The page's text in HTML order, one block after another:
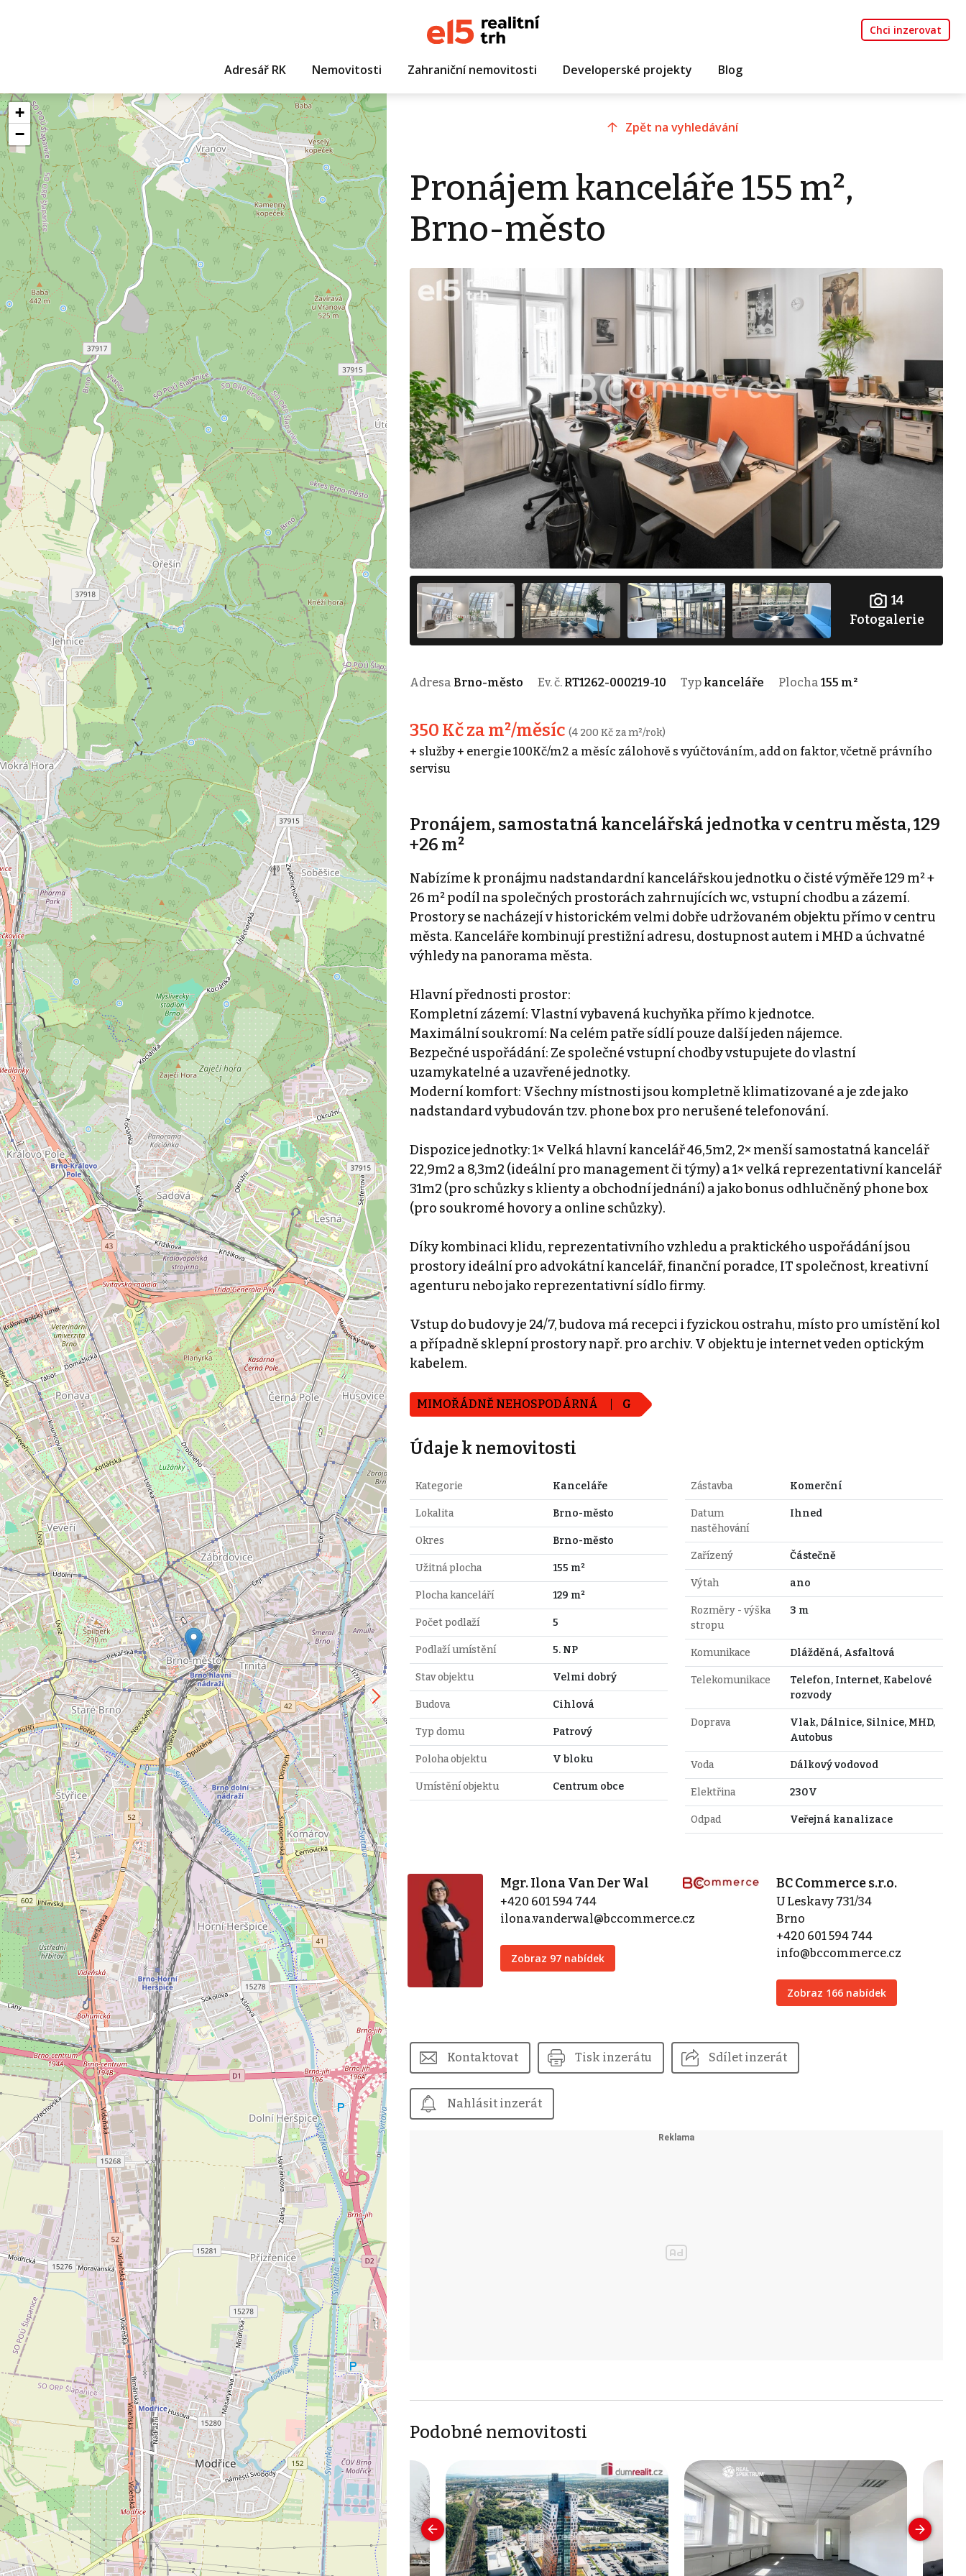
Chci inzerovat
Adresář RK Nemovitosti Zahraniční nemovitosti Developerské projekty Blog
+
−
Zpět na vyhledávání
Pronájem kanceláře 155 m²,
Brno-město
14
Fotogalerie
Adresa Brno-město Ev. č. RT1262-000219-10 Typ kanceláře Plocha 155 m²
350 Kč za m²/měsíc (4 200 Kč za m²/rok)
+ služby + energie 100Kč/m2 a měsíc zálohově s vyúčtováním, add on faktor, včetně právního
servisu
Pronájem, samostatná kancelářská jednotka v centru města, 129
+26 m²
Nabízíme k pronájmu nadstandardní kancelářskou jednotku o čisté výměře 129 m² +
26 m² podíl na společných prostorách zahrnujících wc, vstupní chodbu a zázemí.
Prostory se nacházejí v historickém velmi dobře udržovaném objektu přímo v centru
města. Kanceláře kombinují prestižní adresu, dostupnost autem i MHD a úchvatné
výhledy na panorama města.
Hlavní přednosti prostor:
Kompletní zázemí: Vlastní vybavená kuchyňka přímo k jednotce.
Maximální soukromí: Na celém patře sídlí pouze další jeden nájemce.
Bezpečné uspořádání: Ze společné vstupní chodby vstupujete do vlastní
uzamykatelné a uzavřené jednotky.
Moderní komfort: Všechny místnosti jsou kompletně klimatizované a je zde jako
nadstandard vybudován tzv. phone box pro nerušené telefonování.
Dispozice jednotky: 1× Velká hlavní kancelář 46,5m2, 2× menší samostatná kancelář
22,9m2 a 8,3m2 (ideální pro management či týmy) a 1× velká reprezentativní kancelář
31m2 (pro schůzky s klienty a obchodní jednání) a jako bonus odhlučněný phone box
(pro soukromé hovory a online schůzky).
Díky kombinaci klidu, reprezentativního vzhledu a praktického uspořádání jsou
prostory ideální pro advokátní kancelář, finanční poradce, IT společnost, kreativní
agenturu nebo jako reprezentativní sídlo firmy.
Vstup do budovy je 24/7, budova má recepci i fyzickou ostrahu, místo pro umístění kol
a případně sklepní prostory např. pro archiv. V objektu je internet veden optickým
kabelem.
MIMOŘÁDNĚ NEHOSPODÁRNÁ G
Údaje k nemovitosti
Kategorie Kanceláře
Lokalita Brno-město
Okres Brno-město
Užitná plocha 155 m²
Plocha kanceláří 129 m²
Počet podlaží 5
Podlaží umístění 5. NP
Stav objektu Velmi dobrý
Budova Cihlová
Typ domu Patrový
Poloha objektu V bloku
Umístění objektu Centrum obce
Zástavba Komerční
Datum
nastěhování
Ihned
Zařízený Částečně
Výtah ano
Rozměry - výška
stropu
3 m
Komunikace Dlážděná, Asfaltová
Telekomunikace
Telefon, Internet, Kabelové
rozvody
Doprava
Vlak, Dálnice, Silnice, MHD,
Autobus
Voda Dálkový vodovod
Elektřina 230V
Odpad Veřejná kanalizace
Mgr. Ilona Van Der Wal
+420 601 594 744
ilona.vanderwal@bccommerce.cz
Zobraz 97 nabídek
BC Commerce s.r.o.
U Leskavy 731/34
Brno
+420 601 594 744
info@bccommerce.cz
Zobraz 166 nabídek
Kontaktovat Tisk inzerátu Sdílet inzerát
Nahlásit inzerát
Podobné nemovitosti